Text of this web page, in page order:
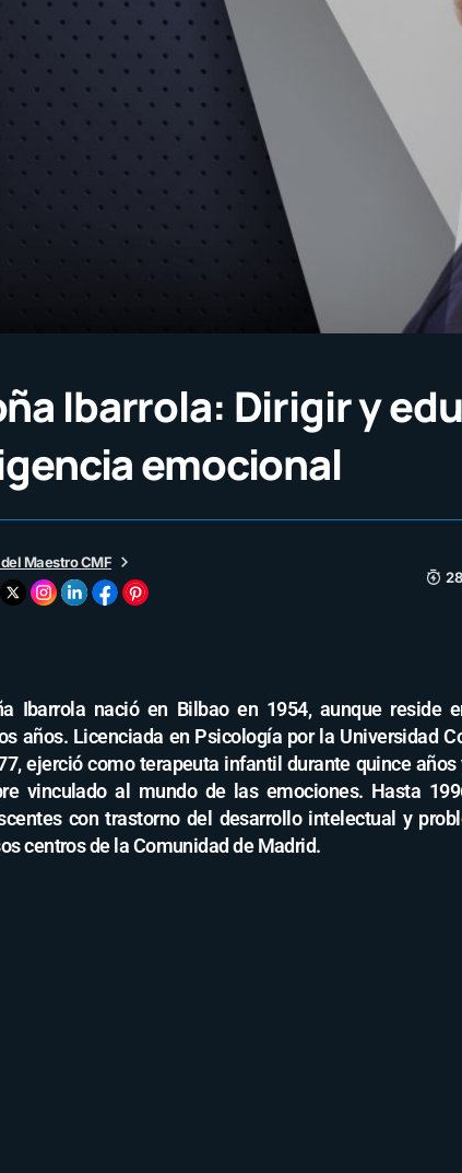
Ibarrola: Dirigir y
emocional
Maestro CMF
Ibarrola nació en Bilbao en 1954, aunque reside
años. Licenciada en Psicología por la Universidad
ejerció como terapeuta infantil durante quince
vinculado al mundo de las emociones. Hasta
con trastorno del desarrollo intelectual y
centros de la Comunidad de Madrid.